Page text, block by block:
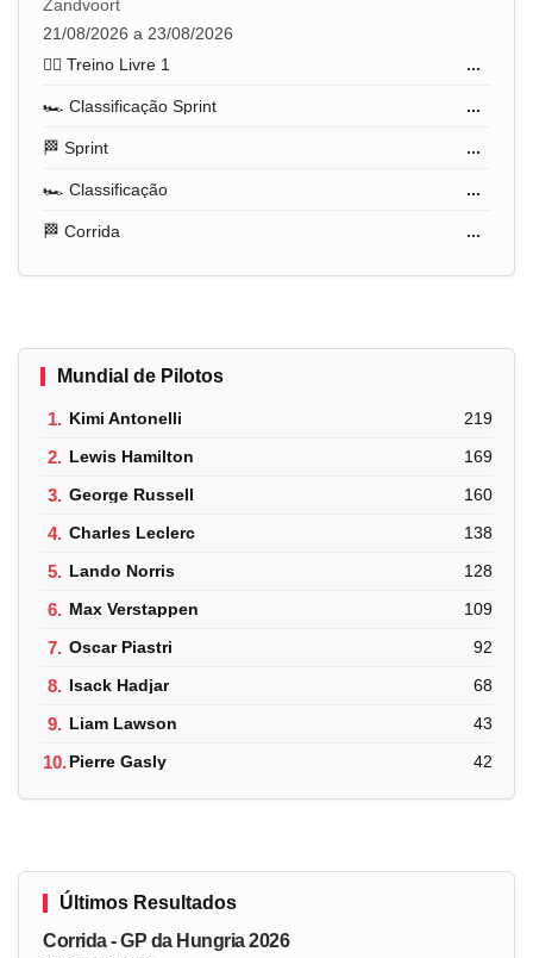
Zandvoort
21/08/2026 a 23/08/2026
🏋️‍♂️ Treino Livre 1
...
🏎️ Classificação Sprint ...
🏁 Sprint ...
🏎️ Classificação ...
🏁 Corrida ...
Mundial de Pilotos
1. Kimi Antonelli 219
2. Lewis Hamilton 169
3. George Russell 160
4. Charles Leclerc 138
5. Lando Norris 128
6. Max Verstappen 109
7. Oscar Piastri 92
8. Isack Hadjar 68
9. Liam Lawson 43
10.Pierre Gasly 42
Últimos Resultados
Corrida - GP da Hungria 2026